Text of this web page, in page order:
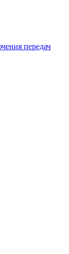
передач